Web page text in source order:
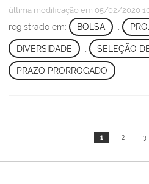
última modificação em 05/02/2020
registrado em: BOLSA
DIVERSIDADE SELEÇÃO
PRAZO PRORROGADO
1 2 3